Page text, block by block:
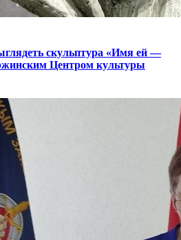
скульптура «Имя ей —
Центром культуры